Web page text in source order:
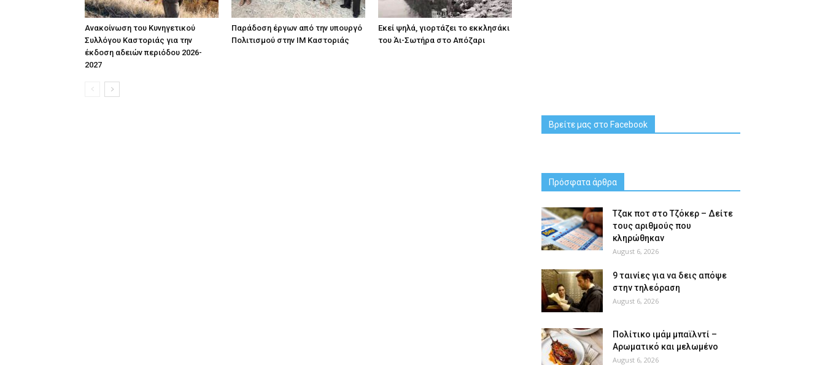
Ανακοίνωση του Κυνηγετικού
Συλλόγου Καστοριάς για την
έκδοση αδειών περιόδου 2026-
2027
Παράδοση έργων από την υπουργό
Πολιτισμού στην ΙΜ Καστοριάς
Εκεί ψηλά, γιορτάζει το εκκλησάκι
του Άι-Σωτήρα στο Απόζαρι
Βρείτε μας στο Facebook
Πρόσφατα άρθρα
Tζακ ποτ στο Τζόκερ – Δείτε
τους αριθμούς που
κληρώθηκαν
August 6, 2026
9 ταινίες για να δεις απόψε
στην τηλεόραση
August 6, 2026
Πολίτικο ιμάμ μπαϊλντί –
Αρωματικό και μελωμένο
August 6, 2026